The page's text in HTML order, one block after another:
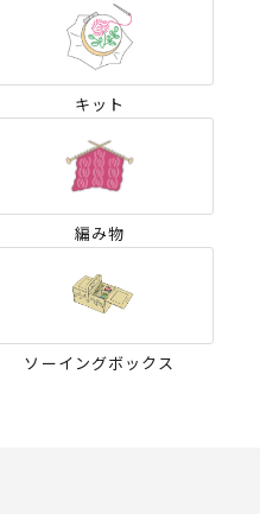
キット
編み物
ソーイングボックス